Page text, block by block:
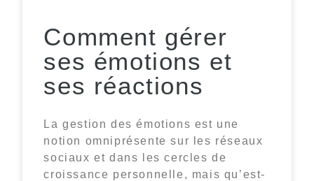
Comment gérer
ses émotions et
ses réactions
La gestion des émotions est une
notion omniprésente sur les réseaux
sociaux et dans les cercles de
croissance personnelle, mais qu’est-